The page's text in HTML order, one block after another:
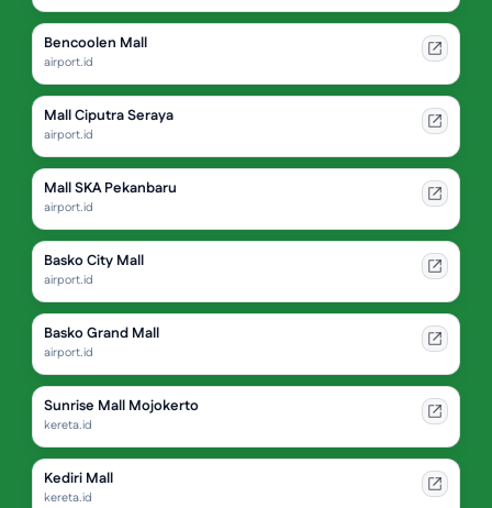
Bencoolen Mall
airport.id
Mall Ciputra Seraya
airport.id
Mall SKA Pekanbaru
airport.id
Basko City Mall
airport.id
Basko Grand Mall
airport.id
Sunrise Mall Mojokerto
kereta.id
Kediri Mall
kereta.id